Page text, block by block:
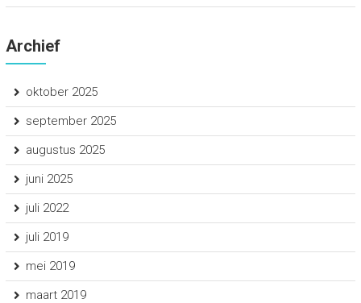
Archief
oktober 2025
september 2025
augustus 2025
juni 2025
juli 2022
juli 2019
mei 2019
maart 2019